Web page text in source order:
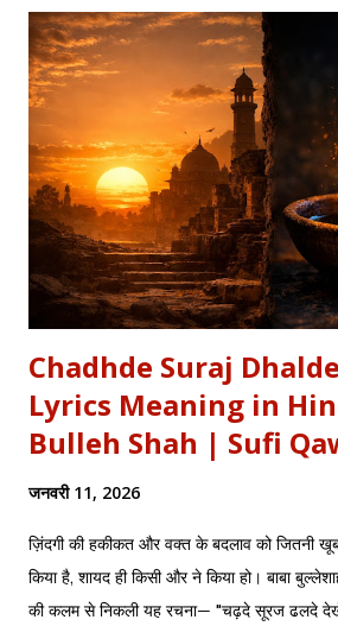
Explore our Best Hindi Poetry
Ras Kavitayein. तलवार, धनुष और पैदल सैनिक
पिपासु महारथी इक दूजे सम्मुख अड़े हुए | कई लाख सेना
थे, एक तरफ थे योद्धा सब, एक तरफ समय के मारे थे |
ताक रहे थे जी, और पार्थ के रथ को केशव स्वयं हाँक
नजारे देखन में कुछ खास लगे, माधव ने अर्जुन को देखा,
Chadhde Suraj
Lyrics Meaning in
Bulleh Shah | Sufi
जनवरी 11, 2026
ज़िंदगी की हकीकत और वक्त के बदलाव को जितनी
किया है, शायद ही किसी और ने किया हो। बाबा
की कलम से निकली यह रचना— "चढ़दे सूरज ढलदे